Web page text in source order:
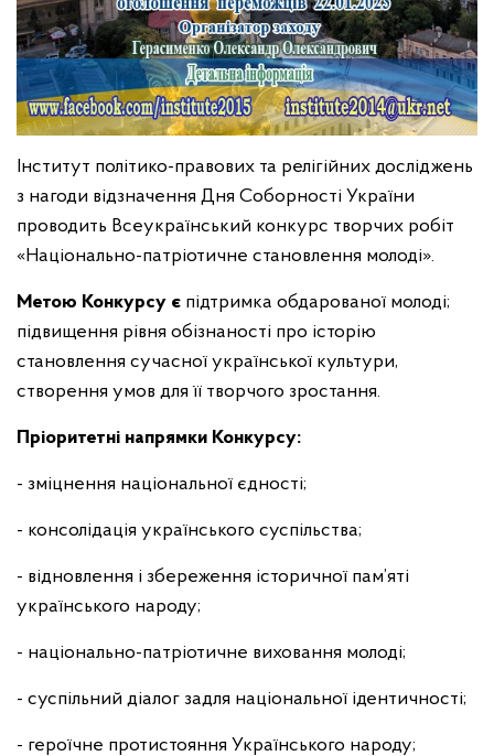
Інститут політико-правових та релігійних досліджень
з нагоди відзначення Дня Соборності України
проводить Всеукраїнський конкурс творчих робіт
«Національно-патріотичне становлення молоді».
Метою Конкурсу є підтримка обдарованої молоді;
підвищення рівня обізнаності про історію
становлення сучасної української культури,
створення умов для її творчого зростання.
Пріоритетні напрямки Конкурсу:
- зміцнення національної єдності;
- консолідація українського суспільства;
- відновлення і збереження історичної пам’яті
українського народу;
- національно-патріотичне виховання молоді;
- суспільний діалог задля національної ідентичності;
- героїчне протистояння Українського народу;